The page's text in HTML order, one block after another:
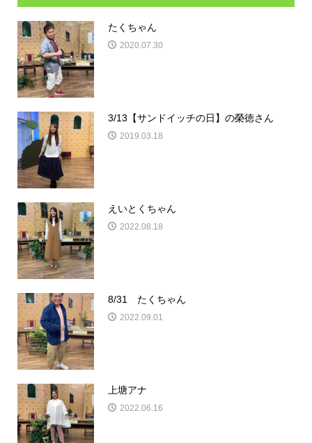
たくちゃん
2020.07.30
3/13【サンドイッチの日】の榮徳さん
2019.03.18
えいとくちゃん
2022.08.18
8/31 たくちゃん
2022.09.01
上塘アナ
2022.06.16